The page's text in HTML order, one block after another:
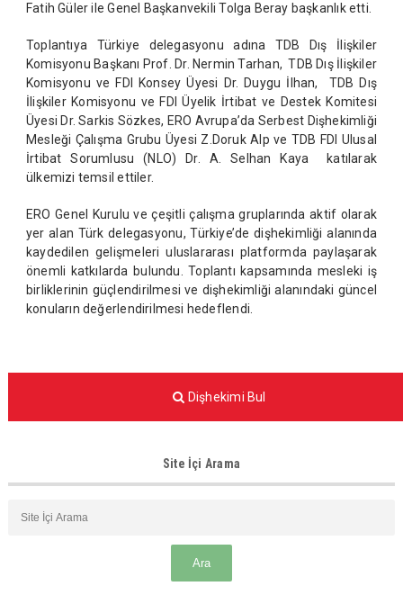
Fatih Güler ile Genel Başkanvekili Tolga Beray başkanlık etti.
Toplantıya Türkiye delegasyonu adına TDB Dış İlişkiler
Komisyonu Başkanı Prof. Dr. Nermin Tarhan, TDB Dış İlişkiler
Komisyonu ve FDI Konsey Üyesi Dr. Duygu İlhan, TDB Dış
İlişkiler Komisyonu ve FDI Üyelik İrtibat ve Destek Komitesi
Üyesi Dr. Sarkis Sözkes, ERO Avrupa’da Serbest Dişhekimliği
Mesleği Çalışma Grubu Üyesi Z.Doruk Alp ve TDB FDI Ulusal
İrtibat Sorumlusu (NLO) Dr. A. Selhan Kaya katılarak
ülkemizi temsil ettiler.
ERO Genel Kurulu ve çeşitli çalışma gruplarında aktif olarak
yer alan Türk delegasyonu, Türkiye’de dişhekimliği alanında
kaydedilen gelişmeleri uluslararası platformda paylaşarak
önemli katkılarda bulundu. Toplantı kapsamında mesleki iş
birliklerinin güçlendirilmesi ve dişhekimliği alanındaki güncel
konuların değerlendirilmesi hedeflendi.
Dişhekimi Bul
Site İçi Arama